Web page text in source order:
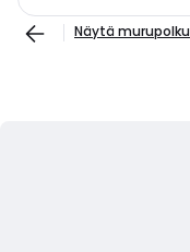
Näytä murupolku